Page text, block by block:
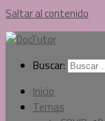
Saltar al contenido
Buscar:
Inicio
Temas